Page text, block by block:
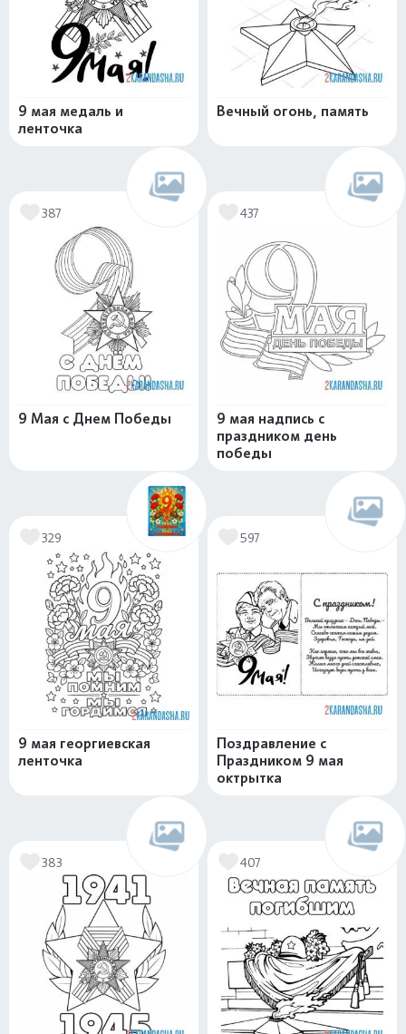
9 мая медаль и
ленточка
Вечный огонь, память
387
9 Мая с Днем Победы
437
9 мая надпись с
праздником день
победы
329
9 мая георгиевская
ленточка
597
Поздравление с
Праздником 9 мая
октрытка
383 407